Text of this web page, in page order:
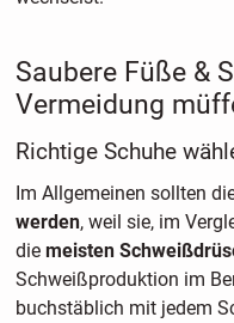
Saubere Füße &
Vermeidung
Richtige Schuhe
Im Allgemeinen sollten
werden, weil sie, im
die meisten
Schweißproduktion im
buchstäblich mit jedem